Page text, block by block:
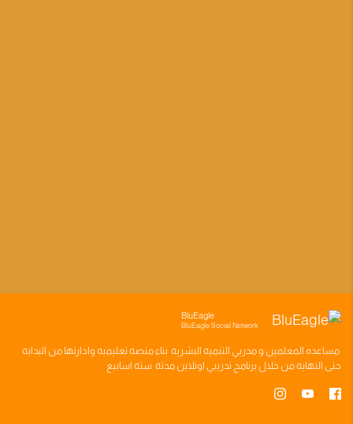
BluEagle
BluEagle Social Network
مساعده المعلمين ومدربي التنميه البشريه بناءمنصه تعليميه وادارتها من البدايه
حتى النهايه من خلال برنامج تدريبي اونلاين مدته سته اسابيع